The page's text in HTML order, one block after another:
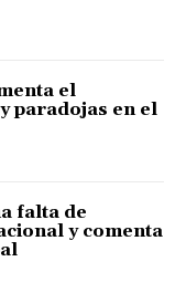
el
paradojas en el
falta de
y comenta